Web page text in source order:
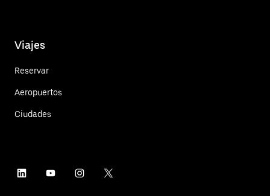
Viajes
Reservar
Aeropuertos
Ciudades